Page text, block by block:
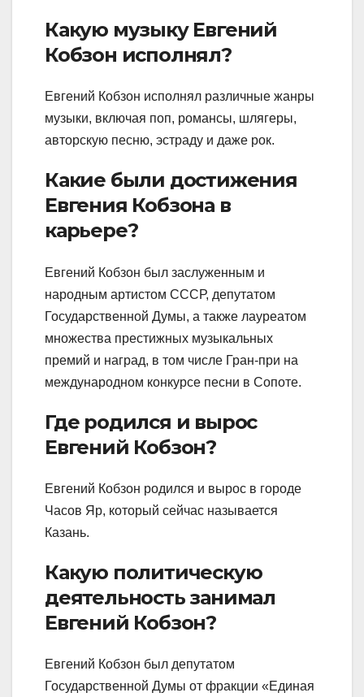
Какую музыку Евгений
Кобзон исполнял?
Евгений Кобзон исполнял различные жанры
музыки, включая поп, романсы, шлягеры,
авторскую песню, эстраду и даже рок.
Какие были достижения
Евгения Кобзона в
карьере?
Евгений Кобзон был заслуженным и
народным артистом СССР, депутатом
Государственной Думы, а также лауреатом
множества престижных музыкальных
премий и наград, в том числе Гран-при на
международном конкурсе песни в Сопоте.
Где родился и вырос
Евгений Кобзон?
Евгений Кобзон родился и вырос в городе
Часов Яр, который сейчас называется
Казань.
Какую политическую
деятельность занимал
Евгений Кобзон?
Евгений Кобзон был депутатом
Государственной Думы от фракции «Единая